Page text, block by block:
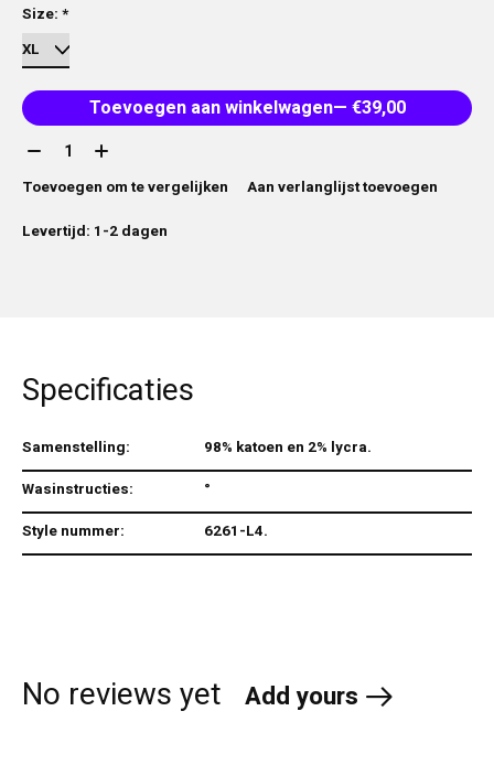
Size: *
Toevoegen aan winkelwagen
— €39,00
Aantal:
Toevoegen om te vergelijken
Aan verlanglijst toevoegen
Levertijd: 1-2 dagen
Specificaties
Samenstelling:
98% katoen en 2% lycra.
Wasinstructies:
°
Style nummer:
6261-L4.
No reviews yet Add yours